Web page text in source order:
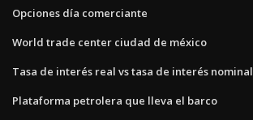
Opciones día comerciante
World trade center ciudad de méxico
Tasa de interés real vs tasa de interés nominal
Plataforma petrolera que lleva el barco